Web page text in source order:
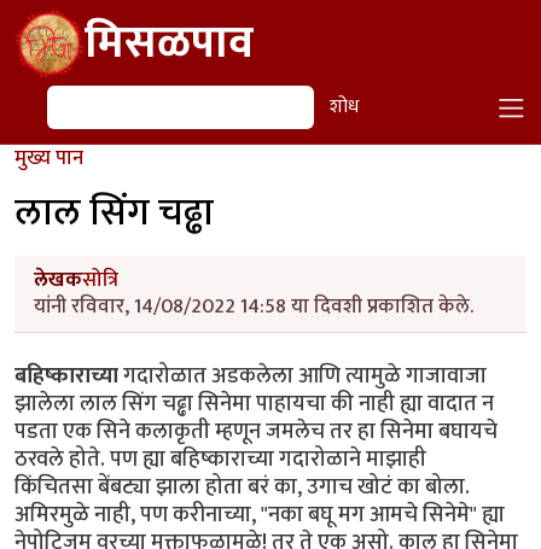
Skip to main contentमिसळपाव
शोध शोध
मुख्य पान
लाल सिंग चढ्ढा
लेखकसोत्रि
यांनी रविवार, 14/08/2022 14:58 या दिवशी प्रकाशित केले.
बहिष्काराच्यागदारोळात अडकलेला आणि त्यामुळे गाजावाजा
झालेला लाल सिंग चढ्ढा सिनेमा पाहायचा की नाही ह्या वादात न
पडता एक सिने कलाकृती म्हणून जमलेच तर हा सिनेमा बघायचे
ठरवले होते. पण ह्या बहिष्काराच्या गदारोळाने माझाही
किंचितसा बेंबट्या झाला होता बरं का, उगाच खोटं का बोला.
अमिरमुळे नाही, पण करीनाच्या, "नका बघू मग आमचे सिनेमे" ह्या